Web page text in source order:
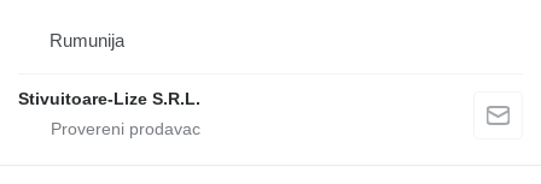
Rumunija
Stivuitoare-Lize S.R.L.